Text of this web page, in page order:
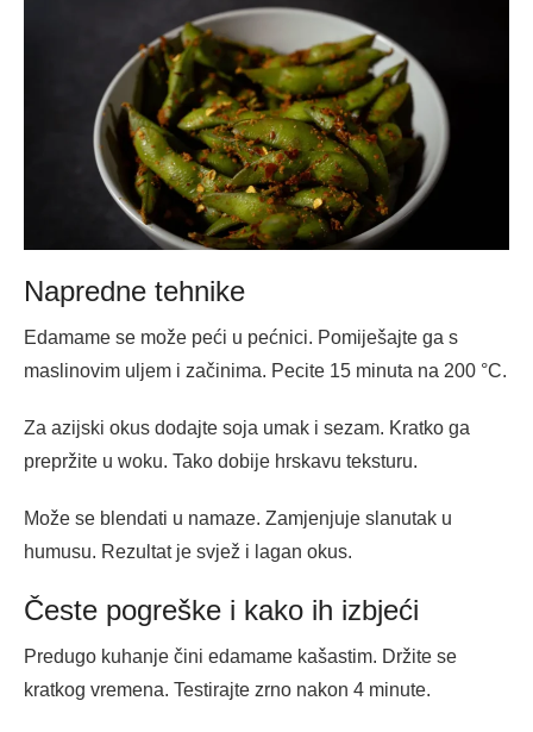
Napredne tehnike
Edamame se može peći u pećnici. Pomiješajte ga s
maslinovim uljem i začinima. Pecite 15 minuta na 200 °C.
Za azijski okus dodajte soja umak i sezam. Kratko ga
prepržite u woku. Tako dobije hrskavu teksturu.
Može se blendati u namaze. Zamjenjuje slanutak u
humusu. Rezultat je svjež i lagan okus.
Česte pogreške i kako ih izbjeći
Predugo kuhanje čini edamame kašastim. Držite se
kratkog vremena. Testirajte zrno nakon 4 minute.